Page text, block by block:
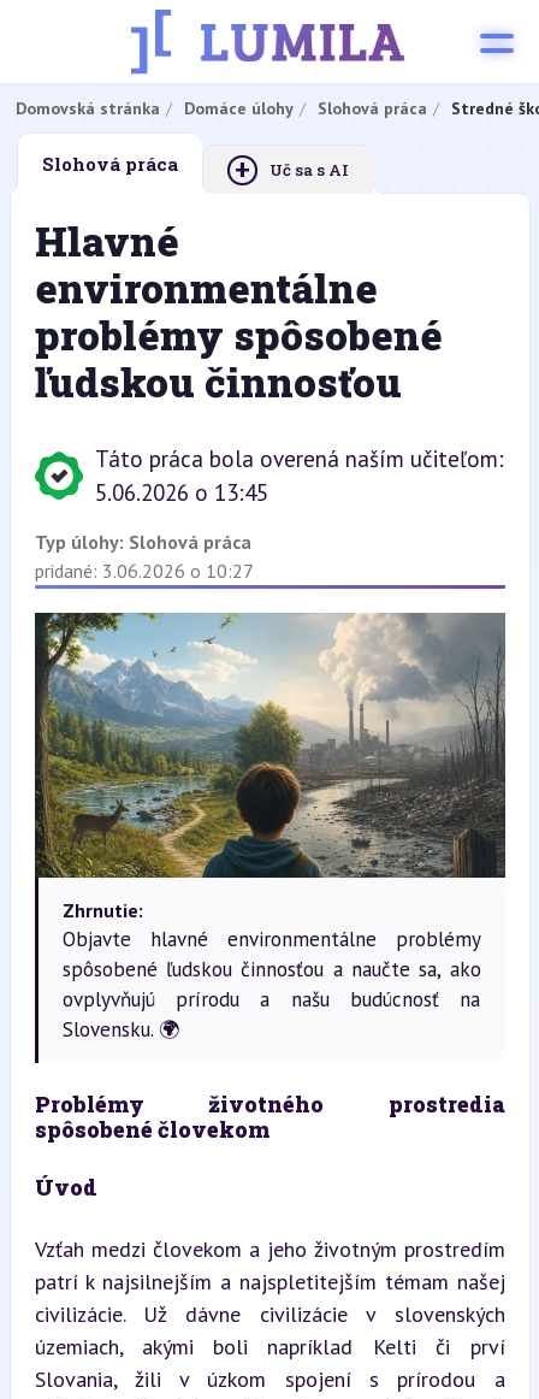
Domovská stránka Domáce úlohy Slohová práca Stredné
Slohová práca + Uč sa s AI
Hlavné
environmentálne
problémy spôsobené
ľudskou činnosťou
Táto práca bola overená naším učiteľom:
5.06.2026 o 13:45
Typ úlohy: Slohová práca
pridané: 3.06.2026 o 10:27
Zhrnutie:
Objavte hlavné environmentálne problémy
spôsobené ľudskou činnosťou a naučte sa, ako
ovplyvňujú prírodu a našu budúcnosť na
Slovensku. 🌍
Problémy životného prostredia
spôsobené človekom
Úvod
Vzťah medzi človekom a jeho životným prostredím
patrí k najsilnejším a najspletitejším témam našej
civilizácie. Už dávne civilizácie v slovenských
územiach, akými boli napríklad Kelti či prví
Slovania, žili v úzkom spojení s prírodou a